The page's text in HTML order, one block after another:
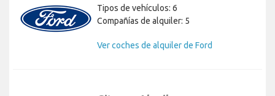
Tipos de vehículos: 6
Compañías de alquiler: 5
Ver coches de alquiler de Ford